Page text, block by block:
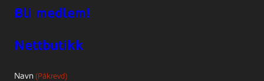
Bli medlem!
Nettbutikk
Navn (Påkrevd)